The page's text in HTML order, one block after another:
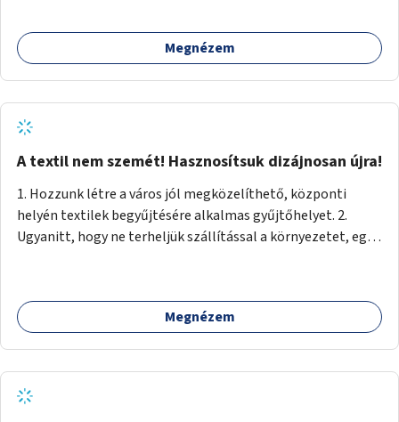
Megnézem
A textil nem szemét! Hasznosítsuk dizájnosan újra!
1. Hozzunk létre a város jól megközelíthető, központi
helyén textilek begyűjtésére alkalmas gyűjtőhelyet. 2.
Ugyanitt, hogy ne terheljük szállítással a környezetet, egy
Ugyanitt egy utcára nyíló bemutatótermet és üzletet, ahol
az elkészült termékek megnézhetők, megvásárolhatók.
még használható darabokat értékesíteni lehet az
üzletben.) 3. A textilek darabolása kisebb-nagyobb
Megnézem